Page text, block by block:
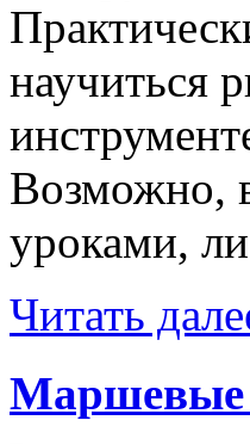
научиться
Возможно,
уроками,
Читать
Маршевые